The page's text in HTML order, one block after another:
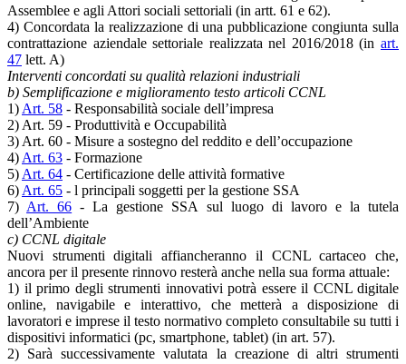
Assemblee e agli Attori sociali settoriali (in artt. 61 e 62).
4) Concordata la realizzazione di una pubblicazione congiunta sulla
contrattazione aziendale settoriale realizzata nel 2016/2018 (in art.
47 lett. A)
Interventi concordati su qualità relazioni industriali
b) Semplificazione e miglioramento testo articoli CCNL
1) Art. 58 - Responsabilità sociale dell’impresa
2) Art. 59 - Produttività e Occupabilità
3) Art. 60 - Misure a sostegno del reddito e dell’occupazione
4) Art. 63 - Formazione
5) Art. 64 - Certificazione delle attività formative
6) Art. 65 - l principali soggetti per la gestione SSA
7) Art. 66 - La gestione SSA sul luogo di lavoro e la tutela
dell’Ambiente
c) CCNL digitale
Nuovi strumenti digitali affiancheranno il CCNL cartaceo che,
ancora per il presente rinnovo resterà anche nella sua forma attuale:
1) il primo degli strumenti innovativi potrà essere il CCNL digitale
online, navigabile e interattivo, che metterà a disposizione di
lavoratori e imprese il testo normativo completo consultabile su tutti i
dispositivi informatici (pc, smartphone, tablet) (in art. 57).
2) Sarà successivamente valutata la creazione di altri strumenti